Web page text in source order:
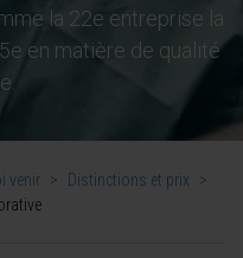
la 22e entreprise la
en matière de qualité
venir > Distinctions et prix
>